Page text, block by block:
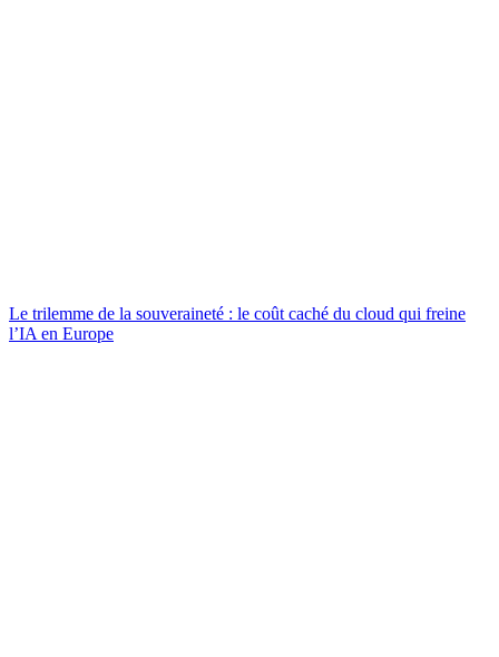
Le trilemme de la souveraineté : le coût caché du cloud qui freine
l’IA en Europe